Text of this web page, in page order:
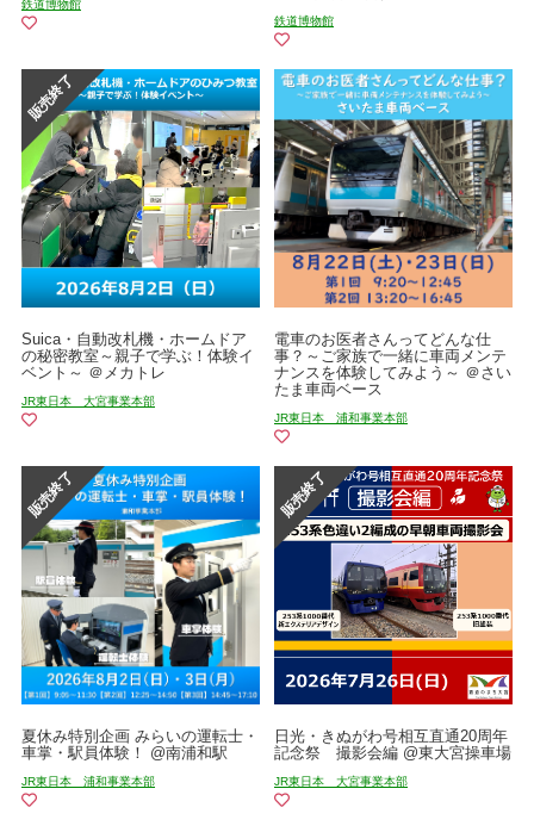
鉄道博物館
鉄道博物館
Suica・自動改札機・ホームドア
の秘密教室～親子で学ぶ！体験イ
ベント～ ＠メカトレ
JR東日本 大宮事業本部
電車のお医者さんってどんな仕
事？～ご家族で一緒に車両メンテ
ナンスを体験してみよう～ ＠さい
たま車両ベース
JR東日本 浦和事業本部
夏休み特別企画 みらいの運転士・
車掌・駅員体験！ @南浦和駅
JR東日本 浦和事業本部
日光・きぬがわ号相互直通20周年
記念祭 撮影会編 @東大宮操車場
JR東日本 大宮事業本部